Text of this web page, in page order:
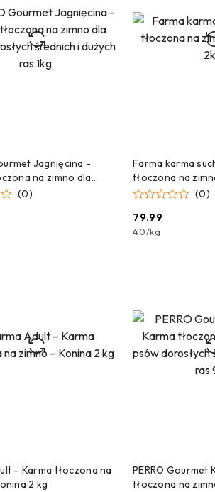
Jagnięcina -
na zimno dla
średnich i dużych
(0)
Farma karma
tłoczona na
(0)
Cena:
79.99
40/kg
– Karma tłoczona na
2 kg
PERRO Gourmet
tłoczona na